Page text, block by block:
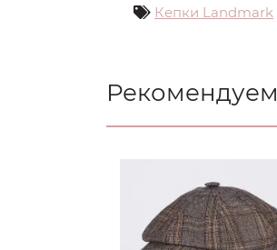
Кепки Landmark
Рекомендуем